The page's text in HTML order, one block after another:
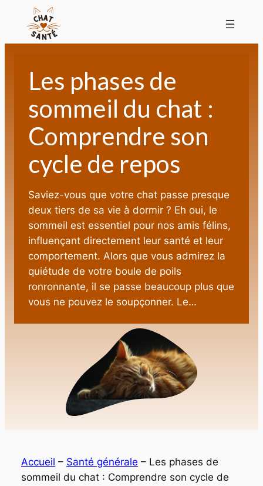
Les phases de
sommeil du chat :
Comprendre son
cycle de repos
Saviez-vous que votre chat passe presque
deux tiers de sa vie à dormir ? Eh oui, le
sommeil est essentiel pour nos amis félins,
influençant directement leur santé et leur
comportement. Alors que vous admirez la
quiétude de votre boule de poils
ronronnante, il se passe beaucoup plus que
vous ne pouvez le soupçonner. Le…
Accueil – Santé générale – Les phases de
sommeil du chat : Comprendre son cycle de